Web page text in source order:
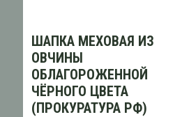
ШАПКА МЕХОВАЯ ИЗ
ОВЧИНЫ
ОБЛАГОРОЖЕННОЙ
ЧЁРНОГО ЦВЕТА
(ПРОКУРАТУРА РФ)